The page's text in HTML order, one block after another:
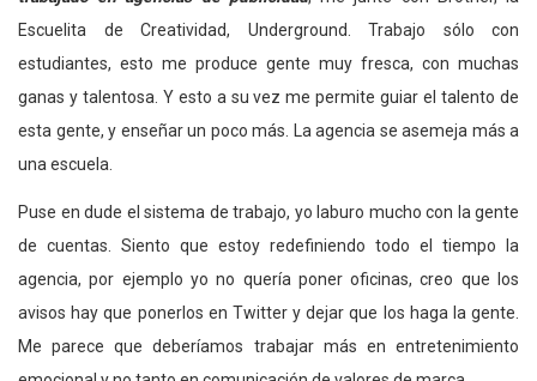
Escuelita de Creatividad, Underground. Trabajo sólo con
estudiantes, esto me produce gente muy fresca, con muchas
ganas y talentosa. Y esto a su vez me permite guiar el talento de
esta gente, y enseñar un poco más. La agencia se asemeja más a
una escuela.
Puse en dude el sistema de trabajo, yo laburo mucho con la gente
de cuentas. Siento que estoy redefiniendo todo el tiempo la
agencia, por ejemplo yo no quería poner oficinas, creo que los
avisos hay que ponerlos en Twitter y dejar que los haga la gente.
Me parece que deberíamos trabajar más en entretenimiento